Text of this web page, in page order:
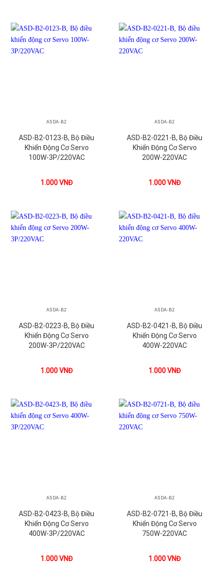
ASDA-B2
ASD-B2-0123-B, Bộ Điều
Khiển Động Cơ Servo
100W-3P/220VAC
1.000VNĐ
ASDA-B2
ASD-B2-0221-B, Bộ Điều
Khiển Động Cơ Servo
200W-220VAC
1.000VNĐ
ASDA-B2
ASD-B2-0223-B, Bộ Điều
Khiển Động Cơ Servo
200W-3P/220VAC
1.000VNĐ
ASDA-B2
ASD-B2-0421-B, Bộ Điều
Khiển Động Cơ Servo
400W-220VAC
1.000VNĐ
ASDA-B2
ASD-B2-0423-B, Bộ Điều
Khiển Động Cơ Servo
400W-3P/220VAC
1.000VNĐ
ASDA-B2
ASD-B2-0721-B, Bộ Điều
Khiển Động Cơ Servo
750W-220VAC
1.000VNĐ